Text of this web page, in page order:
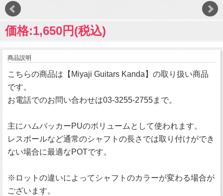
価格:1,650円(税込)
商品説明
こちらの商品は【Miyaji Guitars Kanda】の取り扱い商品
です。
お電話でのお問い合わせは03-3255-2755まで。
主にハムバッカーPUのボリュームとして使われます。
レスポールなど通常のシャフトの長さでは取り付けができ
ない場合に最適なPOTです。
※ロットの違いによってシャフトのカラーが変わる場合が
ございます。